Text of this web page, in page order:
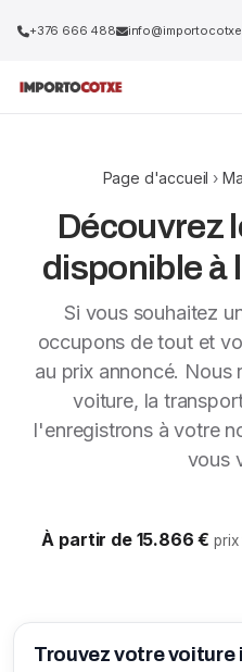
+376 666 488
Page d'accueil ›
Découvrez
disponible à
Si vous souhaitez
occupons de tout et
au prix annoncé. Nous
voiture, la
l'enregistrons à votre
vous
À partir de 15.866 €prix
Trouvez votre voiture